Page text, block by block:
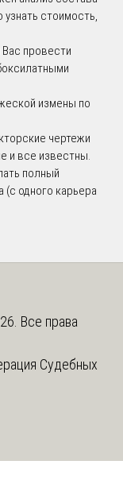
стоимость,
провести
измены по
чертежи
и все известны.
полный
(с одного карьера
Все права
Судебных